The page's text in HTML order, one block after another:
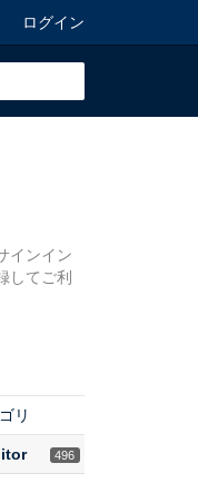
ログイン
インイン
してご利
リ
496